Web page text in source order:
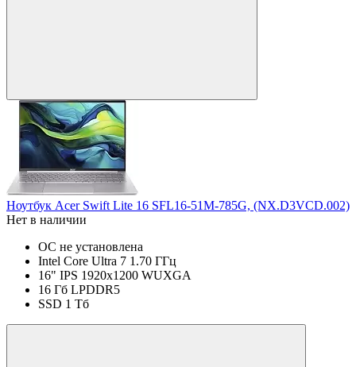
Ноутбук Acer Swift Lite 16 SFL16-51M-785G, (NX.D3VCD.002)
Нет в наличии
ОС не установлена
Intel Core Ultra 7 1.70 ГГц
16" IPS 1920x1200 WUXGA
16 Гб LPDDR5
SSD 1 Тб